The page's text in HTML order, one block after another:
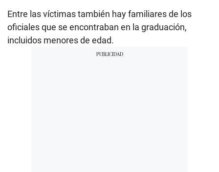
Entre las víctimas también hay familiares de los
oficiales que se encontraban en la graduación,
incluidos menores de edad.